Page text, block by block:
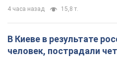
4 часа назад 15,8 т.
В Киеве в результате
человек, пострадали